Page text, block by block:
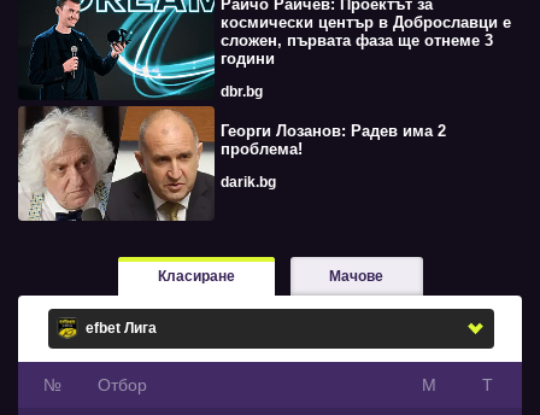
Райчо Райчев: Проектът за
космически център в Доброславци е
сложен, първата фаза ще отнеме 3
години
dbr.bg
Георги Лозанов: Радев има 2
проблема!
darik.bg
Класиране Мачове
№ Oтбор М Т